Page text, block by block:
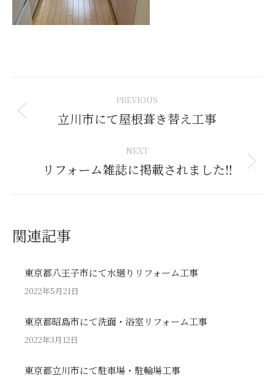
navigation
PREVIOUS
Previous
立川市にて屋根葺き替え工事
NEXT
Next
リフォーム雑誌に掲載されました‼
関連記事
東京都八王子市にて水廻りリフォーム工事
2022年5月21日
東京都昭島市にて洗面・浴室リフォーム工事
2022年3月12日
東京都立川市にて駐車場・駐輪場工事